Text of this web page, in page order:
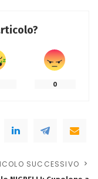
0
SUCCESSIVO